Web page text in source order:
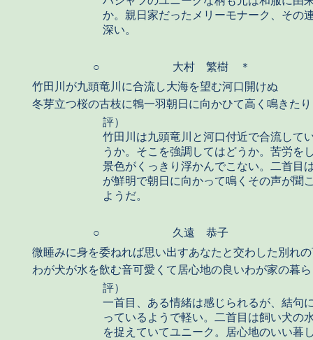
か。親日家だったメリーモナーク、その
深い。
○
大村 繁樹 ＊
竹田川が九頭竜川に合流し大海を望む河口開けぬ
冬芽立つ桜の古枝に鵯一羽朝日に向かひて高く鳴きたり
評）
竹田川は九頭竜川と河口付近で合流して
うか。そこを強調してはどうか。苦労を
景色がくっきり浮かんでこない。二首目
が鮮明で朝日に向かって鳴くその声が聞
ようだ。
○
久遠 恭子
微睡みに身を委ねれば思い出すあなたと交わした別れ
わが犬が水を飲む音可愛くて居心地の良いわが家の暮
評）
一首目、ある情緒は感じられるが、結句
っているようで軽い。二首目は飼い犬の
を捉えていてユニーク。居心地のいい暮